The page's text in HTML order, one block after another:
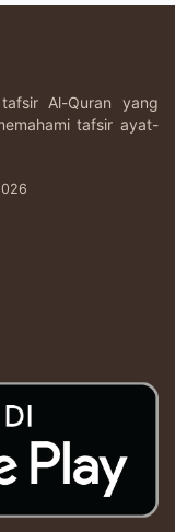
Al-Quran yang
tafsir ayat-